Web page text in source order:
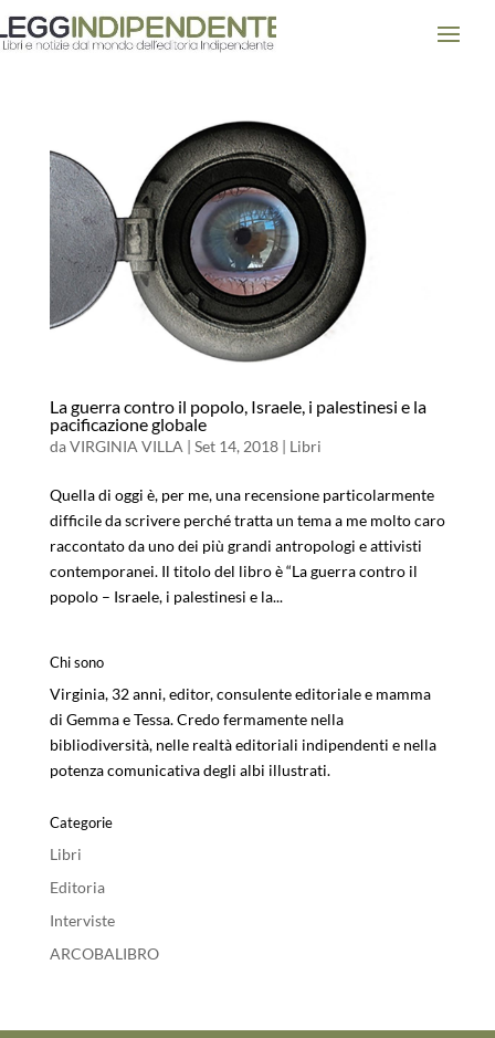
La guerra contro il popolo, Israele, i palestinesi e la
pacificazione globale
daVIRGINIA VILLA | Set 14, 2018| Libri
Quella di oggi è, per me, una recensione particolarmente
difficile da scrivere perché tratta un tema a me molto caro
raccontato da uno dei più grandi antropologi e attivisti
contemporanei. Il titolo del libro è “La guerra contro il
popolo – Israele, i palestinesi e la...
Chi sono
Virginia, 32 anni, editor, consulente editoriale e mamma
di Gemma e Tessa. Credo fermamente nella
bibliodiversità, nelle realtà editoriali indipendenti e nella
potenza comunicativa degli albi illustrati.
Categorie
Libri
Editoria
Interviste
ARCOBALIBRO